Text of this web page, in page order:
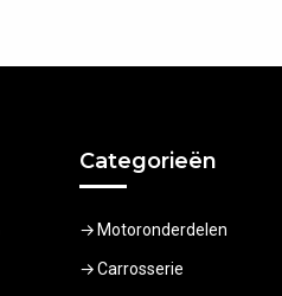
Categorieën
Motoronderdelen
Carrosserie